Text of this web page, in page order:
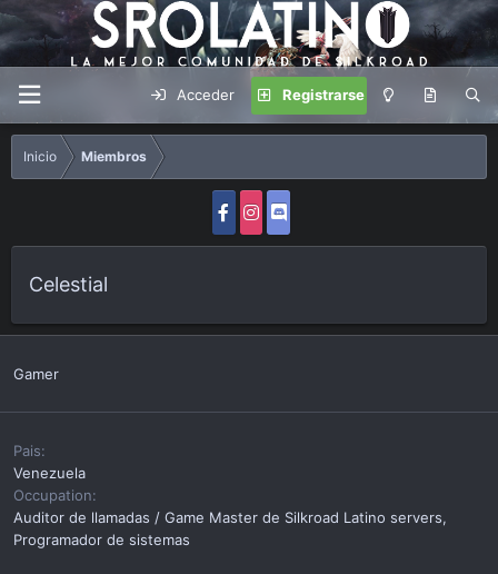
Acceder Registrarse
Inicio Miembros
Celestial
Gamer
Pais
Venezuela
Occupation
Auditor de llamadas / Game Master de Silkroad Latino servers,
Programador de sistemas